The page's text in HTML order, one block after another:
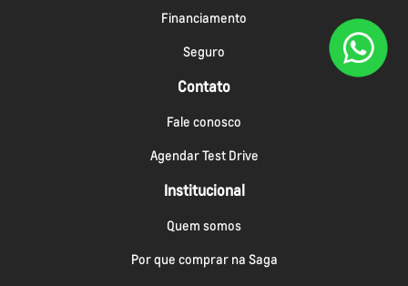
Financiamento
Seguro
Contato
Fale conosco
Agendar Test Drive
Institucional
Quem somos
Por que comprar na Saga